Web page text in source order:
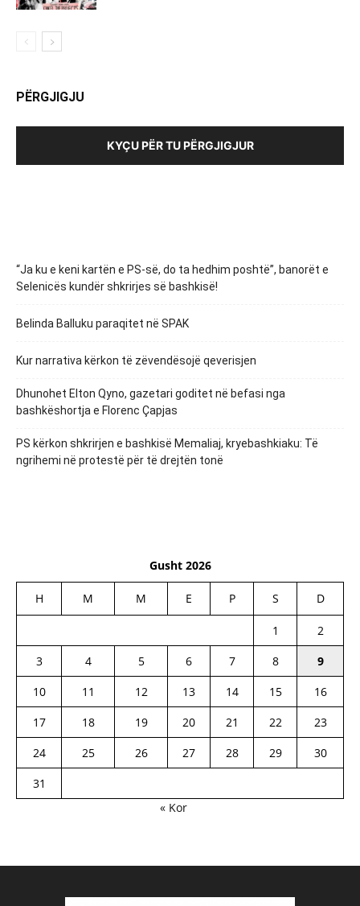
PËRGJIGJU
KYÇU PËR TU PËRGJIGJUR
“Ja ku e keni kartën e PS-së, do ta hedhim poshtë”, banorët e
Selenicës kundër shkrirjes së bashkisë!
Belinda Balluku paraqitet në SPAK
Kur narrativa kërkon të zëvendësojë qeverisjen
Dhunohet Elton Qyno, gazetari goditet në befasi nga
bashkëshortja e Florenc Çapjas
PS kërkon shkrirjen e bashkisë Memaliaj, kryebashkiaku: Të
ngrihemi në protestë për të drejtën tonë
Gusht 2026
H M M E P S D
1
2
3
4 5 6 7 8
9
10
11 12 13 14 15
16
17
18 19 20 21 22
23
24
25 26 27 28 29
30
31
« Kor